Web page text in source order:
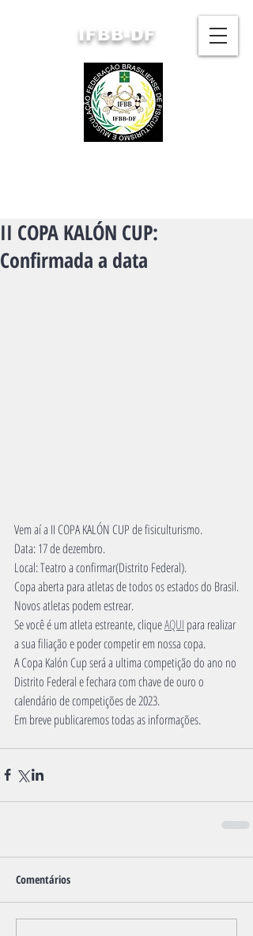
IFBB-DF
II COPA KALÓN CUP:
Confirmada a data
Vem aí a II COPA KALÓN CUP de fisiculturismo.
Data: 17 de dezembro.
Local: Teatro a confirmar(Distrito Federal).
Copa aberta para atletas de todos os estados do Brasil.
Novos atletas podem estrear.
Se você é um atleta estreante, clique AQUI para realizar
a sua filiação e poder competir em nossa copa.
A Copa Kalón Cup será a ultima competição do ano no
Distrito Federal e fechara com chave de ouro o
calendário de competições de 2023.
Em breve publicaremos todas as informações.
Comentários